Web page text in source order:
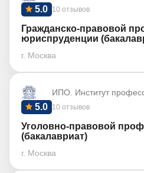
10 отзывов
5.0
Гражданско-правовой
юриспруденции
г. Москва
ИПО. Институт
10 отзывов
5.0
Уголовно-правовой
(бакалавриат)
г. Москва